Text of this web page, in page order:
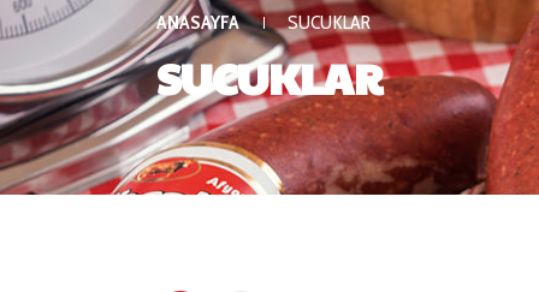
ANASAYFA SUCUKLAR
SUCUKLAR